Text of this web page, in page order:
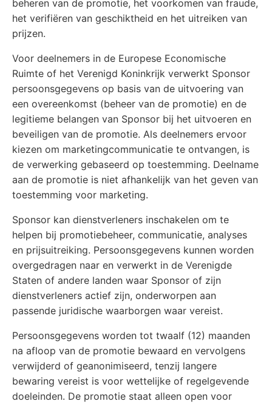
beheren van de promotie, het voorkomen van fraude,
het verifiëren van geschiktheid en het uitreiken van
prijzen.
Voor deelnemers in de Europese Economische
Ruimte of het Verenigd Koninkrijk verwerkt Sponsor
persoonsgegevens op basis van de uitvoering van
een overeenkomst (beheer van de promotie) en de
legitieme belangen van Sponsor bij het uitvoeren en
beveiligen van de promotie. Als deelnemers ervoor
kiezen om marketingcommunicatie te ontvangen, is
de verwerking gebaseerd op toestemming. Deelname
aan de promotie is niet afhankelijk van het geven van
toestemming voor marketing.
Sponsor kan dienstverleners inschakelen om te
helpen bij promotiebeheer, communicatie, analyses
en prijsuitreiking. Persoonsgegevens kunnen worden
overgedragen naar en verwerkt in de Verenigde
Staten of andere landen waar Sponsor of zijn
dienstverleners actief zijn, onderworpen aan
passende juridische waarborgen waar vereist.
Persoonsgegevens worden tot twaalf (12) maanden
na afloop van de promotie bewaard en vervolgens
verwijderd of geanonimiseerd, tenzij langere
bewaring vereist is voor wettelijke of regelgevende
doeleinden. De promotie staat alleen open voor